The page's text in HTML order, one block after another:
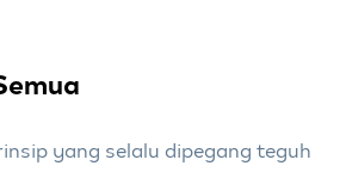
yang selalu dipegang teguh